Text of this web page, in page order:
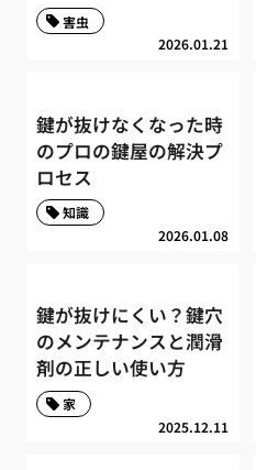
2026.01.21
害虫
鍵が抜けなくなった時
のプロの鍵屋の解決プ
ロセス
2026.01.08
知識
鍵が抜けにくい？鍵穴
のメンテナンスと潤滑
剤の正しい使い方
2025.12.11
家